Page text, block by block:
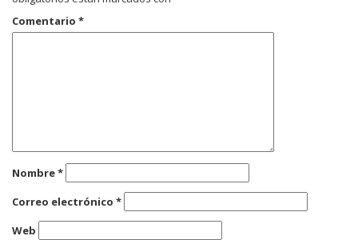
Comentario *
Nombre*
Correo electrónico *
Web